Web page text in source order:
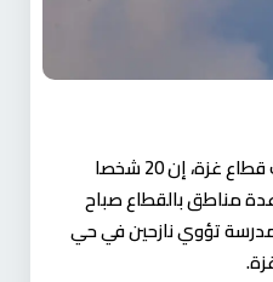
قالت مصادر في مستشفيات قطاع غزة، إن 20 شخصا
مناطق بالقطاع صباح
بينهم 9 في مدرسة تؤوي نازحين في حي